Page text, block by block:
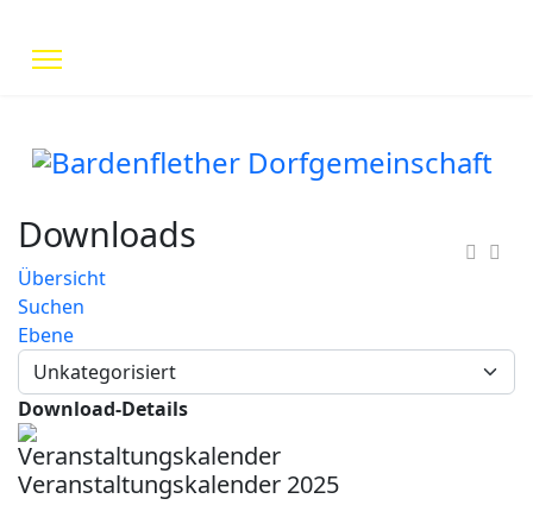
Downloads
Übersicht
Suchen
Ebene
Download-Details
Veranstaltungskalender 2025